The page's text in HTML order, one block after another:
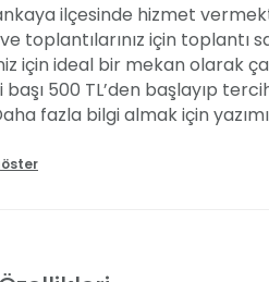
ilçesinde hizmet
toplantılarınız için toplantı
için ideal bir mekan olarak
başı 500 TL’den başlayıp
fazla bilgi almak için